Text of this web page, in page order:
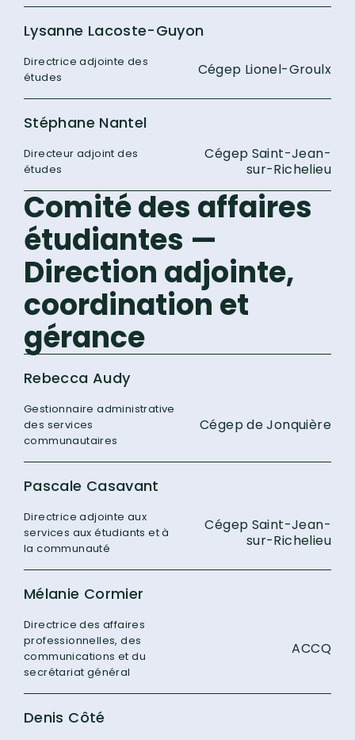
Lysanne Lacoste-Guyon
Directrice adjointe des
études
Cégep Lionel-Groulx
Stéphane Nantel
Directeur adjoint des
études
Cégep Saint-Jean-
sur-Richelieu
Comité des affaires
étudiantes —
Direction adjointe,
coordination et
gérance
Rebecca Audy
Gestionnaire administrative
des services
communautaires
Cégep de Jonquière
Pascale Casavant
Directrice adjointe aux
services aux étudiants et à
la communauté
Cégep Saint-Jean-
sur-Richelieu
Mélanie Cormier
Directrice des affaires
professionnelles, des
communications et du
secrétariat général
ACCQ
Denis Côté